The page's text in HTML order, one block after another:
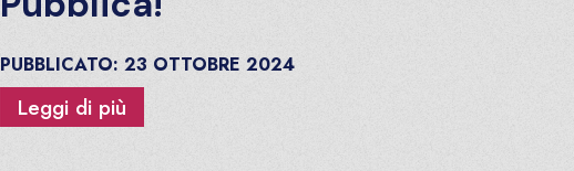
PUBBLICATO:23 OTTOBRE 2024
Leggi di più